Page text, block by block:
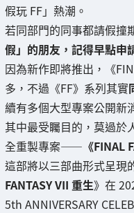
假玩 FF」熱潮。
若同部門的同事都請假撞
假」的朋友，記得早點申
因為新作即將推出，《
多，不過《FF》系列其實
續有多個大型專案公開新
其中最受矚目的，莫過於
全重製專案—— 《FINAL
這部將以三部曲形式呈現
FANTASY VII 重生》在
5th ANNIVERSARY